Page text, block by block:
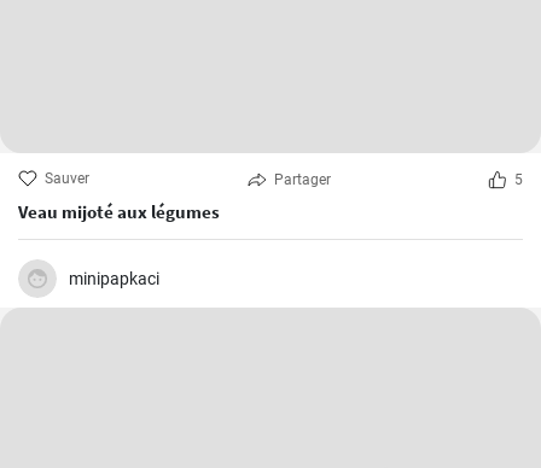
Sauver Partager 5
Veau mijoté aux légumes
minipapkaci